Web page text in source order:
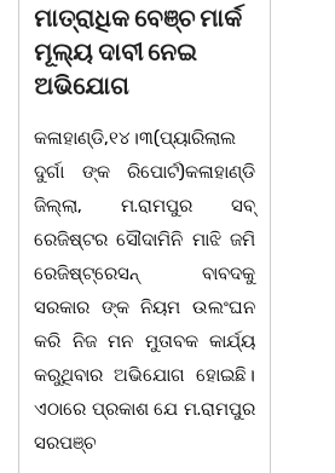
କଳାହାଣ୍ଡି,୧୪|୩(ପ୍ୟାରିଲାଲ
ଦୁର୍ଗା ଙ୍କ ରିପୋର୍ଟ):ବେଆଇନ
କରି ବ୍ୟବସାୟ ଚାଲୁଥିବା
ସମ୍ପର୍କରେ କୌଣସି ସୂତ୍ରରୁ
ସୂଚନା ପାଇ କଳାହାଣ୍ଡି ଉତ୍ତର
ବନଖଣ୍ଡ ଅଧୀନ କେଗାଁ ରେଞ୍ଜର
ବନ କର୍ମଚାରୀ ମାନେ ଗରଗାବ
ସେକ୍ସନ ଅଧୀନ କାନ୍ଦୁଲଝର